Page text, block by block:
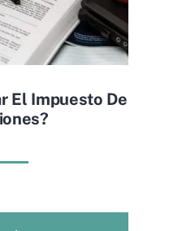
El Impuesto De